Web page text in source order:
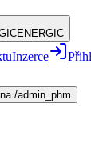
ENERGIC
Inzerce
/admin_phm